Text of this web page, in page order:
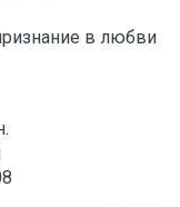
в любви